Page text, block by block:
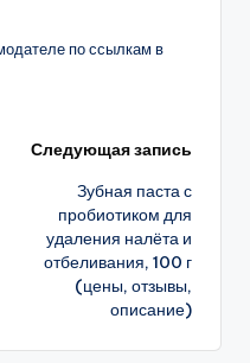
по ссылкам в
Следующая запись
Зубная паста с
пробиотиком для
удаления налёта и
отбеливания, 100 г
(цены, отзывы,
описание)